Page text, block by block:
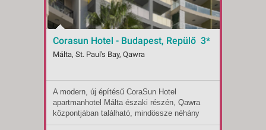
Corasun Hotel - Budapest, Repülő 3*
Málta, St. Paul's Bay, Qawra
Indulások:
2026.08.30-tól
Időpontok:
4 db
Ellátás:
félpanzió
Ellátás:
reggeli
A modern, új építésű CoraSun Hotel
apartmanhotel Málta északi részén, Qawra
központjában található, mindössze néhány
perc sétára a tengerparti sétánytól.